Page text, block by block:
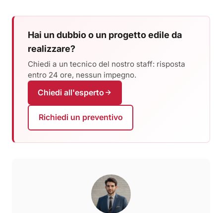
Hai un dubbio o un progetto edile da
realizzare?
Chiedi a un tecnico del nostro staff: risposta
entro 24 ore, nessun impegno.
Chiedi all'esperto
Richiedi un preventivo